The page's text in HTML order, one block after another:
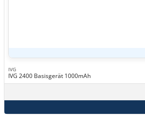
IVG
IVG 2400 Basisgerät 1000mAh